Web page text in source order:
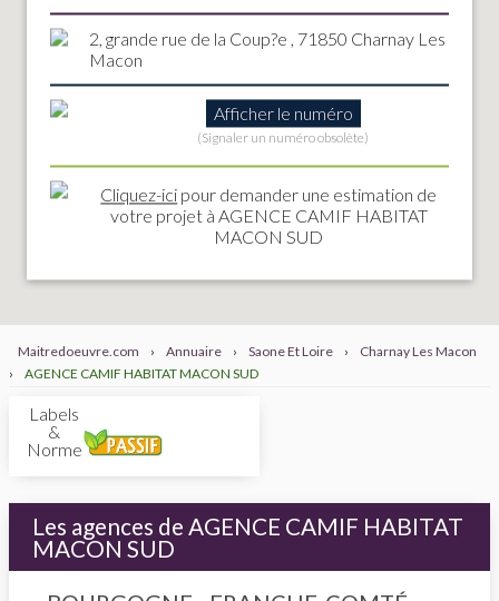
2, grande rue de la Coup?e , 71850 Charnay Les
Macon
Afficher le numéro
(Signaler un numéro obsolète)
Cliquez-ici pour demander une estimation de
votre projet à AGENCE CAMIF HABITAT
MACON SUD
Maitredoeuvre.com › Annuaire › Saone Et Loire ›
Charnay Les Macon
›
AGENCE CAMIF HABITAT MACON SUD
Labels
&
Normes
Les agences de AGENCE CAMIF HABITAT
MACON SUD